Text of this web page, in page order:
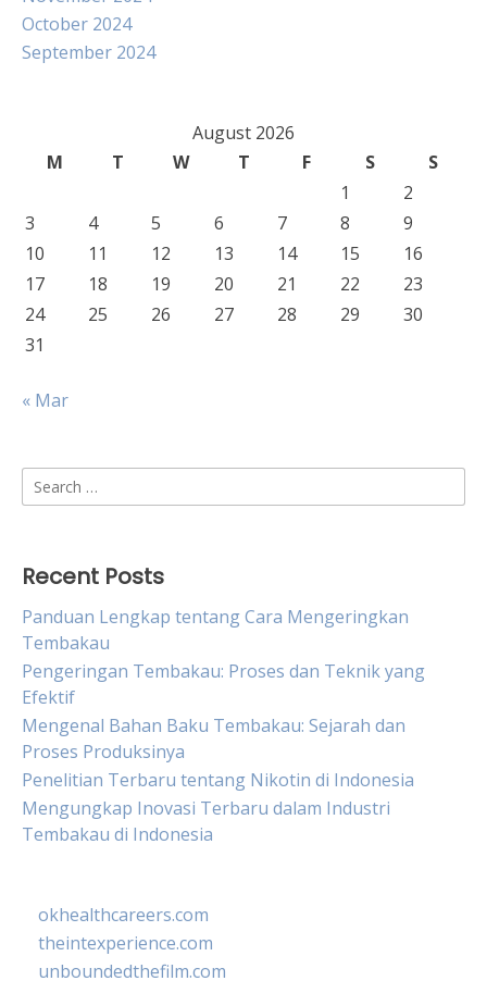
October 2024
September 2024
August 2026
M
T W T F S
S
1
2
3
4 5 6 7 8
9
10
11 12 13 14 15
16
17
18 19 20 21 22
23
24
25 26 27 28 29
30
31
« Mar
Search
for:
Recent Posts
Panduan Lengkap tentang Cara Mengeringkan
Tembakau
Pengeringan Tembakau: Proses dan Teknik yang
Efektif
Mengenal Bahan Baku Tembakau: Sejarah dan
Proses Produksinya
Penelitian Terbaru tentang Nikotin di Indonesia
Mengungkap Inovasi Terbaru dalam Industri
Tembakau di Indonesia
okhealthcareers.com
theintexperience.com
unboundedthefilm.com